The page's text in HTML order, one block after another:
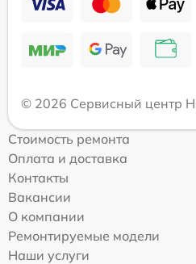
© 2026 Сервисный центр
Стоимость ремонта
Оплата и доставка
Контакты
Вакансии
О компании
Ремонтируемые модели
Наши услуги